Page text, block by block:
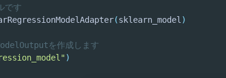
です
(sklearn_model )
を作成します
)